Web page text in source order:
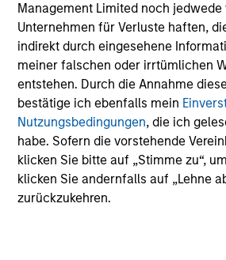
Management Limited noch jedwede
Unternehmen für Verluste haften,
indirekt durch eingesehene
meiner falschen oder irrtümlichen
entstehen. Durch die Annahme
bestätige ich ebenfalls mein
Nutzungsbedingungen, die ich
habe. Sofern die vorstehende
klicken Sie bitte auf „Stimme zu“,
klicken Sie andernfalls auf „Lehne
zurückzukehren.